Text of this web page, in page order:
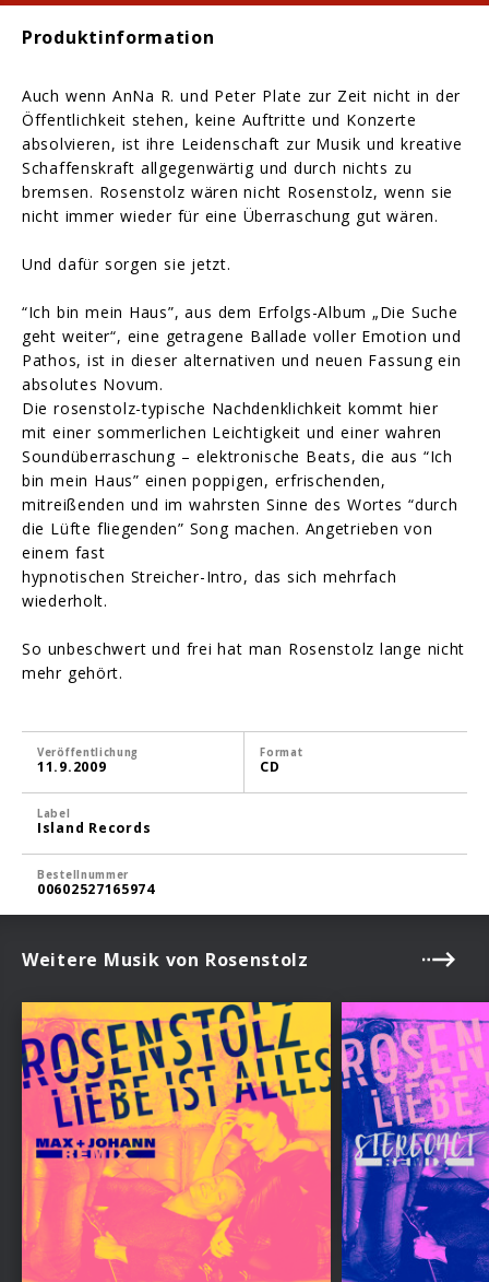
Produktinformation
Auch wenn AnNa R. und Peter Plate zur Zeit nicht in der
Öffentlichkeit stehen, keine Auftritte und Konzerte
absolvieren, ist ihre Leidenschaft zur Musik und kreative
Schaffenskraft allgegenwärtig und durch nichts zu
bremsen. Rosenstolz wären nicht Rosenstolz, wenn sie
nicht immer wieder für eine Überraschung gut wären.
Und dafür sorgen sie jetzt.
“Ich bin mein Haus”, aus dem Erfolgs-Album „Die Suche
geht weiter“, eine getragene Ballade voller Emotion und
Pathos, ist in dieser alternativen und neuen Fassung ein
absolutes Novum.
Die rosenstolz-typische Nachdenklichkeit kommt hier
mit einer sommerlichen Leichtigkeit und einer wahren
Soundüberraschung – elektronische Beats, die aus “Ich
bin mein Haus” einen poppigen, erfrischenden,
mitreißenden und im wahrsten Sinne des Wortes “durch
die Lüfte fliegenden” Song machen. Angetrieben von
einem fast
hypnotischen Streicher-Intro, das sich mehrfach
wiederholt.
So unbeschwert und frei hat man Rosenstolz lange nicht
mehr gehört.
Veröffentlichung
11.9.2009
Format
CD
Label
Island Records
Bestellnummer
00602527165974
Weitere Musik von Rosenstolz